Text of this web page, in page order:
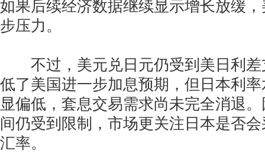
如果后续经济数据继续显示增长放缓
步压力。
不过，美元兑日元仍受到美日利差
低了美国进一步加息预期，但日本利
显偏低，套息交易需求尚未完全消退
间仍受到限制，市场更关注日本是否
汇率。